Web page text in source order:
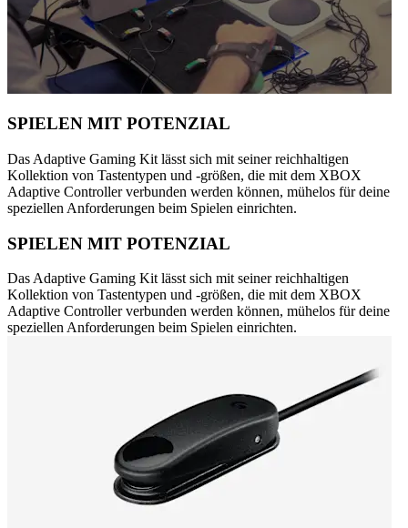
SPIELEN MIT POTENZIAL
Das Adaptive Gaming Kit lässt sich mit seiner reichhaltigen
Kollektion von Tastentypen und -größen, die mit dem XBOX
Adaptive Controller verbunden werden können, mühelos für deine
speziellen Anforderungen beim Spielen einrichten.
SPIELEN MIT POTENZIAL
Das Adaptive Gaming Kit lässt sich mit seiner reichhaltigen
Kollektion von Tastentypen und -größen, die mit dem XBOX
Adaptive Controller verbunden werden können, mühelos für deine
speziellen Anforderungen beim Spielen einrichten.